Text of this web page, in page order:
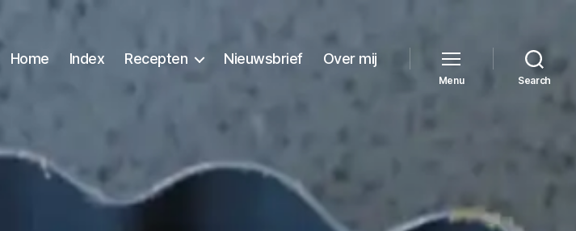
Home Index Recepten Nieuwsbrief Over mij
Menu Search